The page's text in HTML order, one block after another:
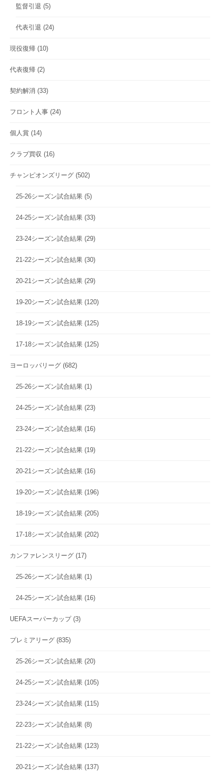
監督引退 (5)
代表引退 (24)
現役復帰 (10)
代表復帰 (2)
契約解消 (33)
フロント人事 (24)
個人賞 (14)
クラブ買収 (16)
チャンピオンズリーグ (502)
25-26シーズン試合結果 (5)
24-25シーズン試合結果 (33)
23-24シーズン試合結果 (29)
21-22シーズン試合結果 (30)
20-21シーズン試合結果 (29)
19-20シーズン試合結果 (120)
18-19シーズン試合結果 (125)
17-18シーズン試合結果 (125)
ヨーロッパリーグ (682)
25-26シーズン試合結果 (1)
24-25シーズン試合結果 (23)
23-24シーズン試合結果 (16)
21-22シーズン試合結果 (19)
20-21シーズン試合結果 (16)
19-20シーズン試合結果 (196)
18-19シーズン試合結果 (205)
17-18シーズン試合結果 (202)
カンファレンスリーグ (17)
25-26シーズン試合結果 (1)
24-25シーズン試合結果 (16)
UEFAスーパーカップ(3)
プレミアリーグ (835)
25-26シーズン試合結果 (20)
24-25シーズン試合結果 (105)
23-24シーズン試合結果 (115)
22-23シーズン試合結果 (8)
21-22シーズン試合結果 (123)
20-21シーズン試合結果 (137)